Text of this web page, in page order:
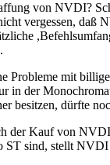
von NVDI?
vergessen,
Probleme mit
der
besitzen, dürfte
der Kauf von
sind, stellt NVDI